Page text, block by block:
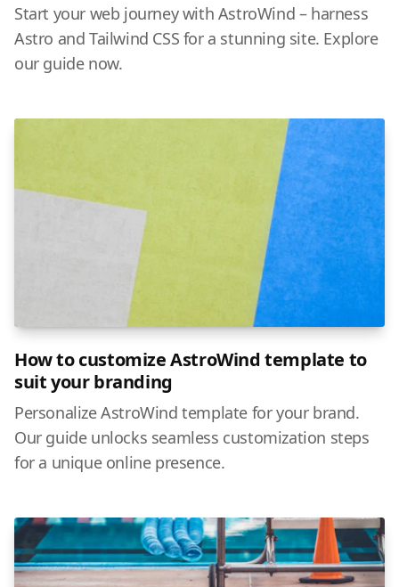
Start your web journey with AstroWind – harness
Astro and Tailwind CSS for a stunning site. Explore
our guide now.
How to customize AstroWind template to
suit your branding
Personalize AstroWind template for your brand.
Our guide unlocks seamless customization steps
for a unique online presence.